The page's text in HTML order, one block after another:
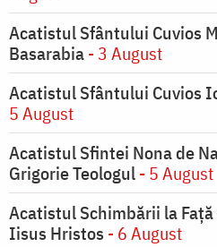
Acatistul Sfântului Cuvios
Basarabia- 3 August
Acatistul Sfântului Cuvios
5 August
Acatistul Sfintei Nona de
Grigorie Teologul- 5 August
Acatistul Schimbării la
Iisus Hristos - 6 August